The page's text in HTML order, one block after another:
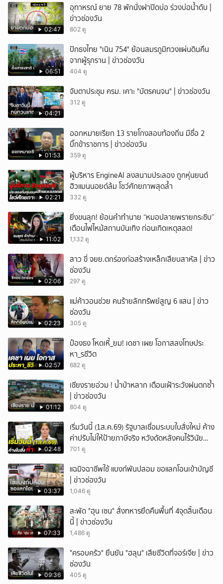
02:47
อุทาหรณ์ ยาย 78 พักนั่งฝาปิดบ่อ ร่วงบ่อน้ำดับ |
ข่าวช่องวัน
802 ดู
06:51
ปักธงไทย "เนิน 754" ย้อนสมรภูมิทวงแผ่นดินคืน
จากผู้รุกราน | ข่าวช่องวัน
404 ดู
04:21
จับตาประชุม ครม. เคาะ "บัตรคนจน" | ข่าวช่องวัน
312 ดู
01:53
ออกหมายเรียก 13 รายโกงสอบท้องถิ่น มีชื่อ 2
บิ๊กข้าราชการ | ข่าวช่องวัน
359 ดู
02:21
ผู้บริหาร EngineAI ลงสนามประลอง ถูกหุ่นยนต์
ฮิวแมนนอยด์ล้ม โชว์ศักยภาพสุดล้ำ
332 ดู
11:02
ยิ่งขนลุก! ย้อนคำทำนาย “หมอปลายพรายกระซิบ”
เตือนไฟไหม้สถานบันเทิง ก่อนเกิดเหตุสลด!
1,132 ดู
02:06
สาว ขี่ จยย.ตกร่องก่อสร้างเหล็กเสียบสาหัส | ข่าว
ช่องวัน
297 ดู
02:23
แม่ค้าวอนช่วย คนร้ายลักทรัพย์สูญ 6 แสน | ข่าว
ช่องวัน
305 ดู
02:57
ป๋องธง โหดเหี้_ยม! เดชา เผย โอกาสลงโทษประ
หา_รชีวิต
682 ดู
01:12
เชียงรายอ่วม ! น้ำป่าหลาก เตือนเฝ้าระวังฝนตกซ้ำ
| ข่าวช่องวัน
804 ดู
02:48
เริ่มวันนี้ (1ส.ค.69) รัฐบาลเชื่อมระบบใบสั่งใหม่ ค้าง
ค่าปรับไม่ให้ป้ายภาษีจริง หวังดัดหลังคนไร้วินัย
จราจร
701 ดู
03:37
แฉมิจฉาชีพใช้ แบงก์พันปลอม ขอแลกโอนเข้าบัญชี
| ข่าวช่องวัน
1,046 ดู
07:33
สะพัด "ฮุน เซน" สั่งทหารยึดคืนพื้นที่ 4จุดสิ้นเดือน
นี้ | ข่าวช่องวัน
1,486 ดู
09:36
"ครอบครัว" ยืนยัน "ฮลุน" เสียชีวิตที่จอร์เจีย | ข่าว
ช่องวัน
405 ดู